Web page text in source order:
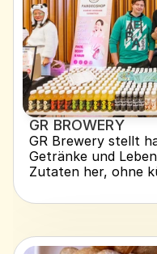
GR BROWERY
GR Brewery stellt
Getränke und
Zutaten her, ohne